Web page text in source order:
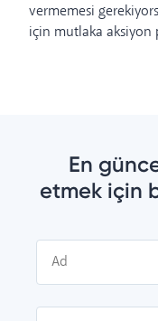
vermemesi
için mutlaka aksiyon
En
etmek için